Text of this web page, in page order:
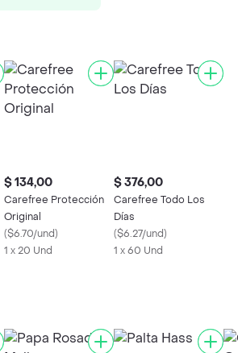
$ 134,00
Carefree Protección
Original
($6.70/und)
1 x 20 Und
$ 376,00
Carefree Todo Los
Días
($6.27/und)
1 x 60 Und